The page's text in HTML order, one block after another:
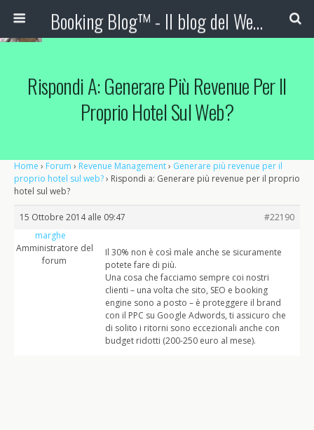
Booking Blog™ - Il blog del Web Marketing Turistico
Rispondi A: Generare Più Revenue Per Il
Proprio Hotel Sul Web?
Home › Forum › Revenue Management› Generare più revenue per il
proprio hotel sul web?› Rispondi a: Generare più revenue per il proprio
hotel sul web?
15 Ottobre 2014 alle 09:47
#22190
marghe
Amministratore del
forum
Il 30% non è così male anche se sicuramente
potete fare di più.
Una cosa che facciamo sempre coi nostri
clienti – una volta che sito, SEO e booking
engine sono a posto – è proteggere il brand
con il PPC su Google Adwords, ti assicuro che
di solito i ritorni sono eccezionali anche con
budget ridotti (200-250 euro al mese).